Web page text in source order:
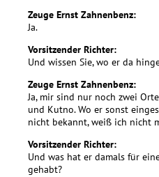
Zeuge Ernst Zahnenbenz:
Ja.
Vorsitzender Richter:
Und wissen Sie, wo er da
Zeuge Ernst Zahnenbenz:
Ja, mir sind nur noch zwei
und Kutno. Wo er sonst
nicht bekannt, weiß ich nicht
Vorsitzender Richter:
Und was hat er damals für
gehabt?